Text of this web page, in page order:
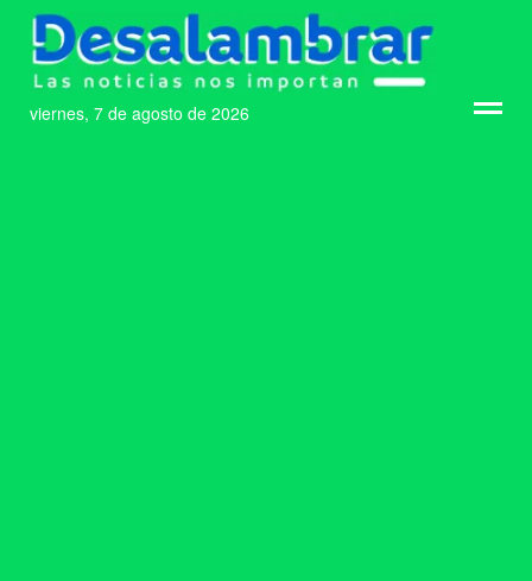
viernes, 7 de agosto de 2026